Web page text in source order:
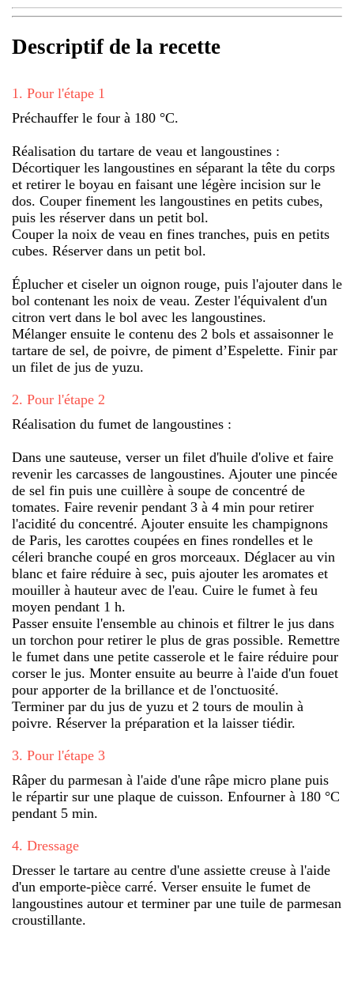
Descriptif de la recette
1 . Pour l'étape 1
Préchauffer le four à 180 °C.
Réalisation du tartare de veau et langoustines :
Décortiquer les langoustines en séparant la tête du corps
et retirer le boyau en faisant une légère incision sur le
dos. Couper finement les langoustines en petits cubes,
puis les réserver dans un petit bol.
Couper la noix de veau en fines tranches, puis en petits
cubes. Réserver dans un petit bol.
Éplucher et ciseler un oignon rouge, puis l'ajouter dans le
bol contenant les noix de veau. Zester l'équivalent d'un
citron vert dans le bol avec les langoustines.
Mélanger ensuite le contenu des 2 bols et assaisonner le
tartare de sel, de poivre, de piment d’Espelette. Finir par
un filet de jus de yuzu.
2. Pour l'étape 2
Réalisation du fumet de langoustines :
Dans une sauteuse, verser un filet d'huile d'olive et faire
revenir les carcasses de langoustines. Ajouter une pincée
de sel fin puis une cuillère à soupe de concentré de
tomates. Faire revenir pendant 3 à 4 min pour retirer
l'acidité du concentré. Ajouter ensuite les champignons
de Paris, les carottes coupées en fines rondelles et le
céleri branche coupé en gros morceaux. Déglacer au vin
blanc et faire réduire à sec, puis ajouter les aromates et
mouiller à hauteur avec de l'eau. Cuire le fumet à feu
moyen pendant 1 h.
Passer ensuite l'ensemble au chinois et filtrer le jus dans
un torchon pour retirer le plus de gras possible. Remettre
le fumet dans une petite casserole et le faire réduire pour
corser le jus. Monter ensuite au beurre à l'aide d'un fouet
pour apporter de la brillance et de l'onctuosité.
Terminer par du jus de yuzu et 2 tours de moulin à
poivre. Réserver la préparation et la laisser tiédir.
3. Pour l'étape 3
Râper du parmesan à l'aide d'une râpe micro plane puis
le répartir sur une plaque de cuisson. Enfourner à 180 °C
pendant 5 min.
4. Dressage
Dresser le tartare au centre d'une assiette creuse à l'aide
d'un emporte-pièce carré. Verser ensuite le fumet de
langoustines autour et terminer par une tuile de parmesan
croustillante.